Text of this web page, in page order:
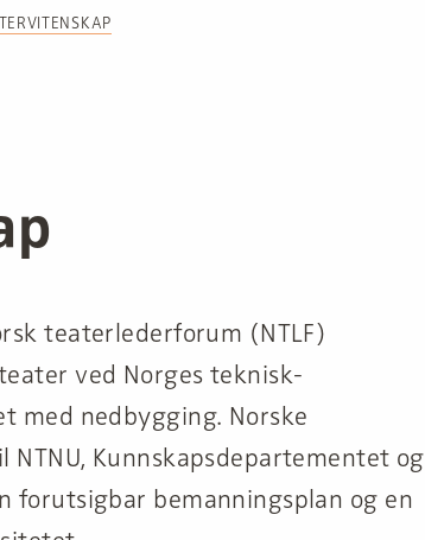
teaterlederforum (NTLF)
ved Norges teknisk-
med nedbygging. Norske
Kunnskapsdepartementet og
bemanningsplan og en